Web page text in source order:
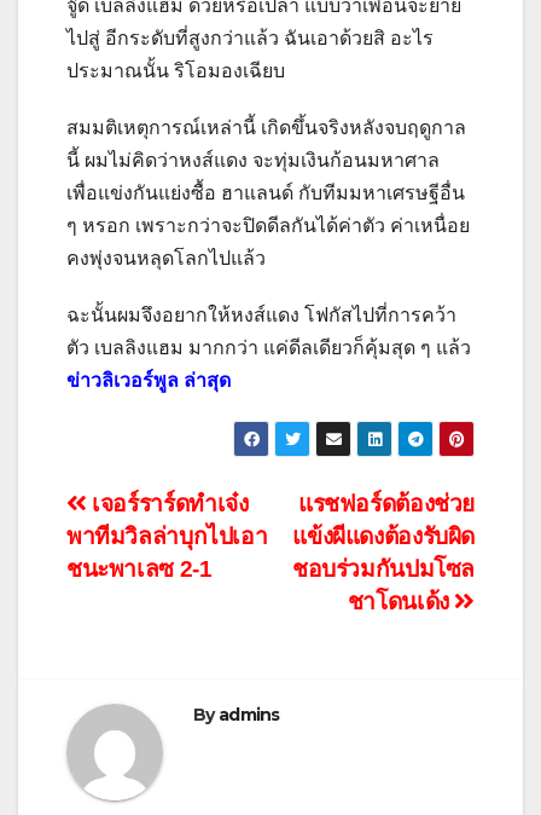
จู๊ด เบลลิงแฮม ด้วยหรือเปล่า แบบว่าเพื่อนจะย้าย
ไปสู่ อีกระดับที่สูงกว่าแล้ว ฉันเอาด้วยสิ อะไร
ประมาณนั้น ริโอมองเฉียบ
สมมติเหตุการณ์เหล่านี้ เกิดขึ้นจริงหลังจบฤดูกาล
นี้ ผมไม่คิดว่าหงส์แดง จะทุ่มเงินก้อนมหาศาล
เพื่อแข่งกันแย่งซื้อ ฮาแลนด์ กับทีมมหาเศรษฐีอื่น
ๆ หรอก เพราะกว่าจะปิดดีลกันได้ค่าตัว ค่าเหนื่อย
คงพุ่งจนหลุดโลกไปแล้ว
ฉะนั้นผมจึงอยากให้หงส์แดง โฟกัสไปที่การคว้า
ตัว เบลลิงแฮม มากกว่า แค่ดีลเดียวก็คุ้มสุด ๆ แล้ว
ข่าวลิเวอร์พูล ล่าสุด
แนะแนว
เรื่อง
แรชฟอร์ดต้องช่วย
แข้งผีแดงต้องรับผิด
ชอบร่วมกันปมโซล
ชาโดนเด้ง
เจอร์ราร์ดทำเจ๋ง
พาทีมวิลล่าบุกไปเอา
ชนะพาเลซ 2-1
Byadmins